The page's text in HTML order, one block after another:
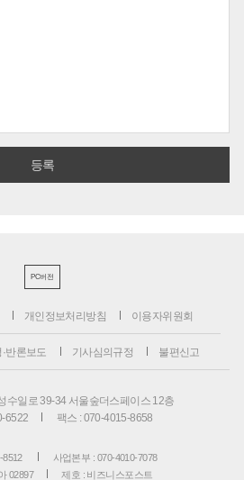
PC버전
개인정보처리방침 이용자위원회
반론보도 기사심의규정 불편신고
수일로 39-34 서울숲더스페이스 12층
6522
팩스 : 070-4015-8658
8512
사업본부 : 070-4010-7078
02897
제호 : 비즈니스포스트